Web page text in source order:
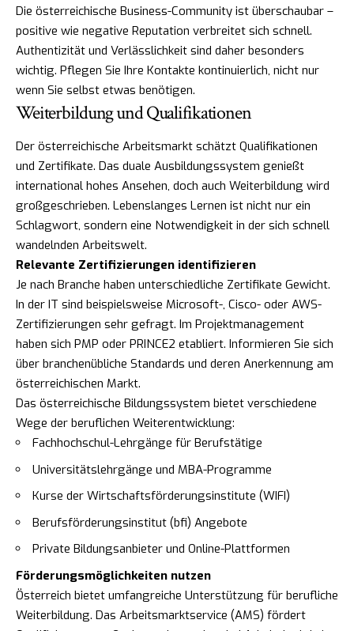
Die österreichische Business-Community ist überschaubar –
positive wie negative Reputation verbreitet sich schnell.
Authentizität und Verlässlichkeit sind daher besonders
wichtig. Pflegen Sie Ihre Kontakte kontinuierlich, nicht nur
wenn Sie selbst etwas benötigen.
Weiterbildung und Qualifikationen
Der österreichische Arbeitsmarkt schätzt Qualifikationen
und Zertifikate. Das duale Ausbildungssystem genießt
international hohes Ansehen, doch auch Weiterbildung wird
großgeschrieben. Lebenslanges Lernen ist nicht nur ein
Schlagwort, sondern eine Notwendigkeit in der sich schnell
wandelnden Arbeitswelt.
Relevante Zertifizierungen identifizieren
Je nach Branche haben unterschiedliche Zertifikate Gewicht.
In der IT sind beispielsweise Microsoft-, Cisco- oder AWS-
Zertifizierungen sehr gefragt. Im Projektmanagement
haben sich PMP oder PRINCE2 etabliert. Informieren Sie sich
über branchenübliche Standards und deren Anerkennung am
österreichischen Markt.
Das österreichische Bildungssystem bietet verschiedene
Wege der beruflichen Weiterentwicklung:
Fachhochschul-Lehrgänge für Berufstätige
Universitätslehrgänge und MBA-Programme
Kurse der Wirtschaftsförderungsinstitute (WIFI)
Berufsförderungsinstitut (bfi) Angebote
Private Bildungsanbieter und Online-Plattformen
Förderungsmöglichkeiten nutzen
Österreich bietet umfangreiche Unterstützung für berufliche
Weiterbildung. Das Arbeitsmarktservice (AMS) fördert